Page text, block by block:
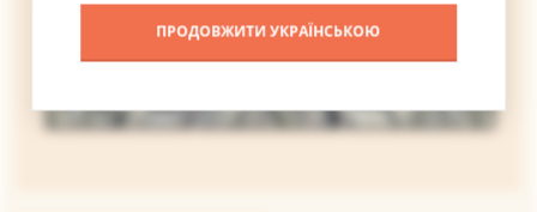
ПРОДОВЖИТИ УКРАЇНСЬКОЮ